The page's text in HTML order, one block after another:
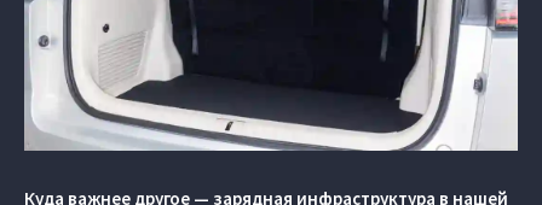
Куда важнее другое — зарядная инфраструктура в нашей